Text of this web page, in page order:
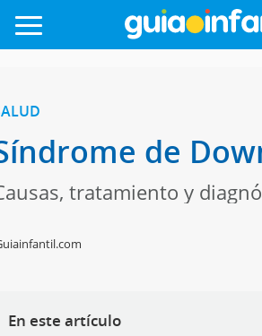
de
tratamiento y
En este artículo